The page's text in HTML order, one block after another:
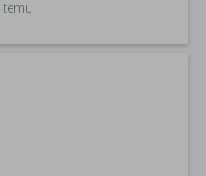
temu